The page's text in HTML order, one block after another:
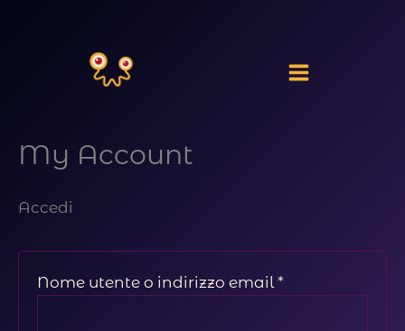
My Account
Accedi
Nome utente o indirizzo email *